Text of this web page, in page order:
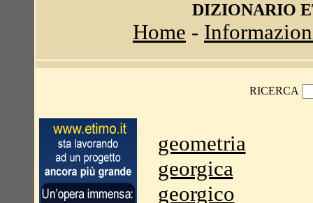
DIZIONARIO
Home -
RICERCA
geometria
georgica
georgico